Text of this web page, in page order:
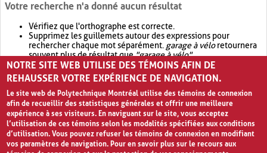
Votre recherche n'a donné aucun résultat
Vérifiez que l'orthographe est correcte.
Supprimez les guillemets autour des expressions pour
rechercher chaque mot séparément. garage à véloretournera
souvent plus de résultat que"garage à vélo".
Envisagez d'élargir votre recherche avec OR.garage OR vélo
retournera souvent plus de résultat quegarage à vélo
NOTRE SITE WEB UTILISE DES TÉMOINS AFIN DE
REHAUSSER VOTRE EXPÉRIENCE DE NAVIGATION.
Le site web de Polytechnique Montréal utilise des témoins de connexion
afin de recueillir des statistiques générales et offrir une meilleure
expérience à ses visiteurs. En naviguant sur le site, vous acceptez
l’utilisation de ces témoins selon les modalités spécifiées aux conditions
d’utilisation. Vous pouvez refuser les témoins de connexion en modifiant
vos paramètres de navigation. Pour en savoir plus sur le recours aux